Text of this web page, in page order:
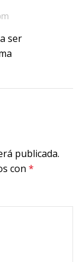
ser
publicada.
con *